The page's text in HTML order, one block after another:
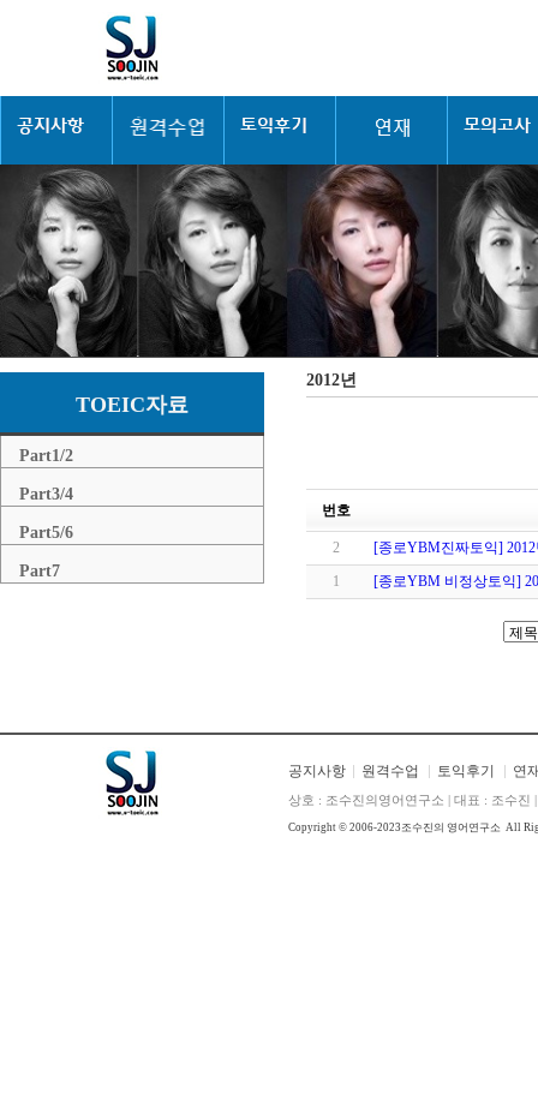
TOEIC자료
Part1/2
Part3/4
Part5/6
Part7
2012년
번호
2
[종로YBM진짜토익]
1
[종로YBM 비정상토익]
공지사항 원격수업 토익후기 연
상호 : 조수진의영어연구소 | 대표 : 조수진
Copyright © 2006-2023 조수진의 영어연구소 All